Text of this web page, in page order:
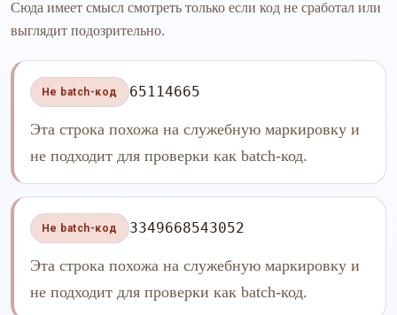
Сюда имеет смысл смотреть только если код не сработал или
выглядит подозрительно.
Не batch-код 65114665
Эта строка похожа на служебную маркировку и
не подходит для проверки как batch-код.
Не batch-код 3349668543052
Эта строка похожа на служебную маркировку и
не подходит для проверки как batch-код.